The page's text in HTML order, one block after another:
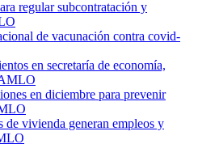
regular subcontratación y
de vacunación contra covid-
en secretaría de economía,
en diciembre para prevenir
de vivienda generan empleos y